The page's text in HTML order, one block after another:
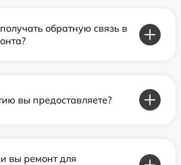
обратную связь в
вы предоставляете?
вы ремонт для